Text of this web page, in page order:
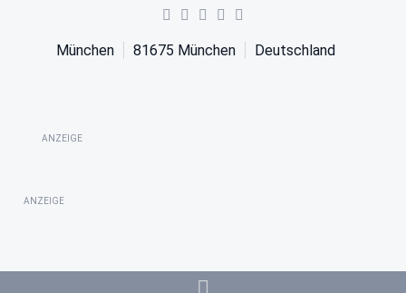
München 81675 München Deutschland
ANZEIGE
ANZEIGE